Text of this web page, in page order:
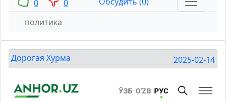
0 0
политика
Дорогая Хурма 2025-02-14